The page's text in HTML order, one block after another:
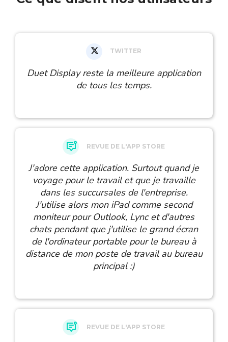
TWITTER
Duet Display reste la meilleure application
de tous les temps.
REVUE DE L'APP STORE
J'adore cette application. Surtout quand je
voyage pour le travail et que je travaille
dans les succursales de l'entreprise.
J'utilise alors mon iPad comme second
moniteur pour Outlook, Lync et d'autres
chats pendant que j'utilise le grand écran
de l'ordinateur portable pour le bureau à
distance de mon poste de travail au bureau
principal :)
REVUE DE L'APP STORE